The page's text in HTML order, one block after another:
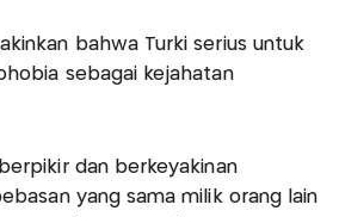
bahwa Turki serius untuk
sebagai kejahatan
dan berkeyakinan
yang sama milik orang lain